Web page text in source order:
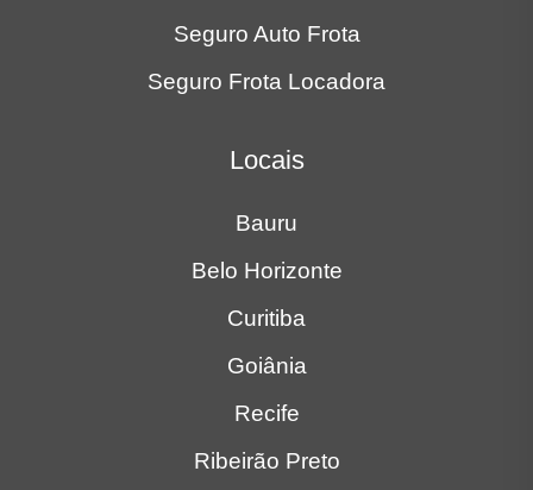
Seguro Auto Frota
Seguro Frota Locadora
Locais
Bauru
Belo Horizonte
Curitiba
Goiânia
Recife
Ribeirão Preto